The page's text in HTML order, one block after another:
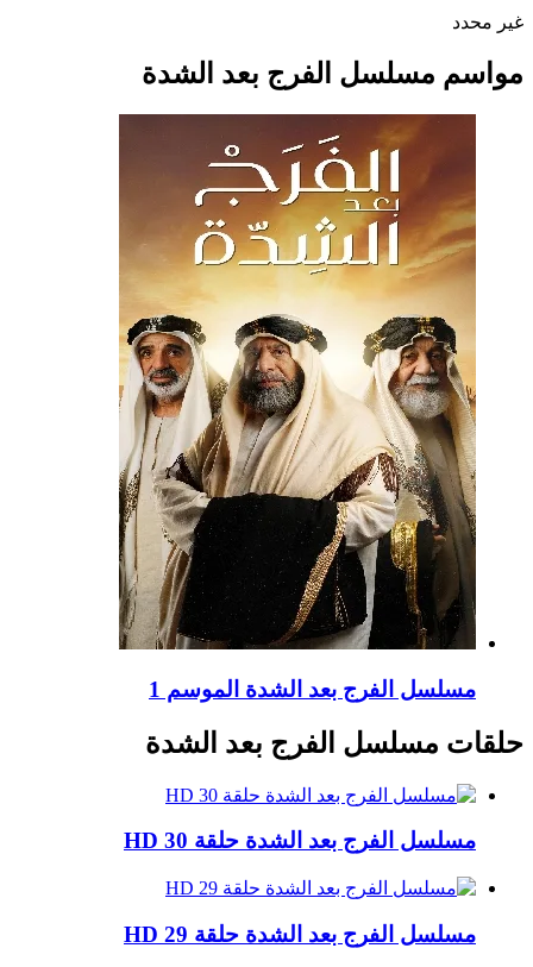
غير محدد
مواسم مسلسل الفرج بعد الشدة
مسلسل الفرج بعد الشدة الموسم 1
حلقات مسلسل الفرج بعد الشدة
مسلسل الفرج بعد الشدة حلقة 30 HD
مسلسل الفرج بعد الشدة حلقة 29 HD